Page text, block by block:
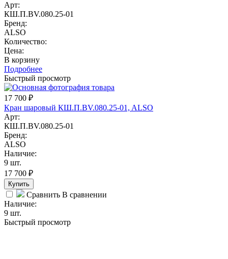
Арт:
КШ.П.BV.080.25-01
Бренд:
ALSO
Количество:
Цена:
В корзину
Подробнее
Быстрый просмотр
17 700 ₽
Кран шаровый КШ.П.BV.080.25-01, ALSO
Арт:
КШ.П.BV.080.25-01
Бренд:
ALSO
Наличие:
9 шт.
17 700 ₽
Купить
Сравнить В сравнении
Наличие:
9 шт.
Быстрый просмотр